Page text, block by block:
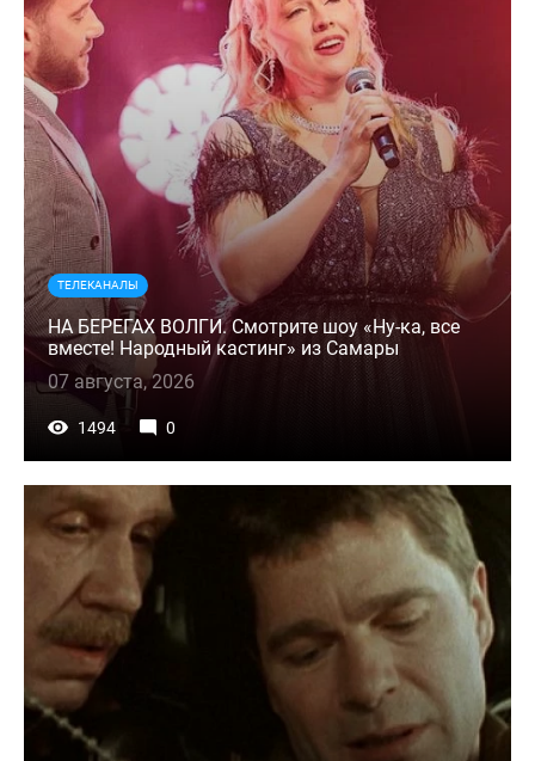
ТЕЛЕКАНАЛЫ
НА БЕРЕГАХ ВОЛГИ. Смотрите шоу «Ну-ка, все
вместе! Народный кастинг» из Самары
07 августа, 2026
1494 0